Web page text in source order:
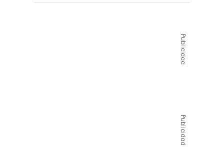
Publicidad
Publicidad